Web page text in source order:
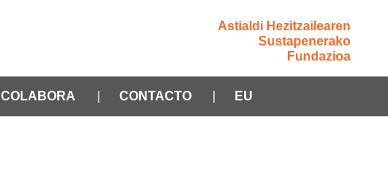
Astialdi Hezitzailearen
Sustapenerako
Fundazioa
COLABORA CONTACTO EU